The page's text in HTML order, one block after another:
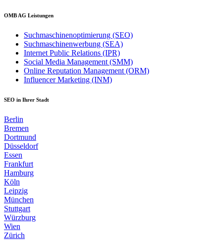
OMB AG Leistungen
Suchmaschinenoptimierung (SEO)
Suchmaschinenwerbung (SEA)
Internet Public Relations (IPR)
Social Media Management (SMM)
Online Reputation Management (ORM)
Influencer Marketing (INM)
SEO in Ihrer Stadt
Berlin
Bremen
Dortmund
Düsseldorf
Essen
Frankfurt
Hamburg
Köln
Leipzig
München
Stuttgart
Würzburg
Wien
Zürich